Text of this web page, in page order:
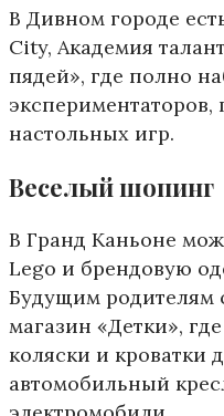
В Дивном городе
City, Академия
пядей», где полно
экспериментаторов,
настольных игр.
Веселый шопинг
В Гранд Каньоне
Lego и брендовую
Будущим родителям
магазин «Детки»,
коляски и кроватки
автомобильный